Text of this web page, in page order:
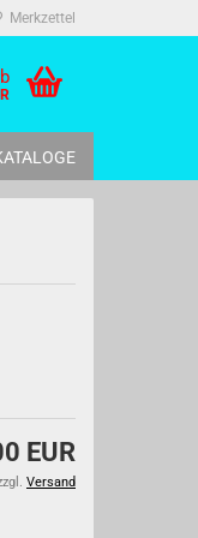
Merkzettel
EUR
Versand